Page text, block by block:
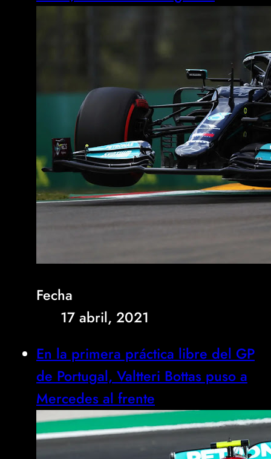
Fecha
17 abril, 2021
En la primera práctica libre del GP
de Portugal, Valtteri Bottas puso a
Mercedes al frente